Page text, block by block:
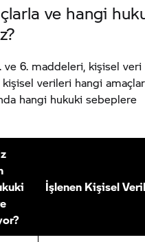
ve hangi
ve 6. maddeleri, kişisel
verileri hangi
hangi hukuki sebeplere
İşlenen Kişisel